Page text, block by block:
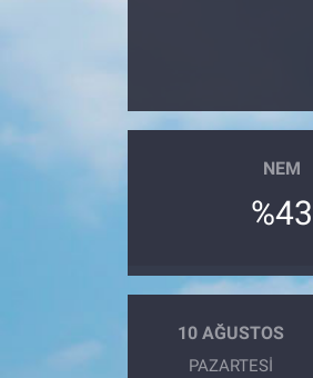
NEM
%43
10 AĞUSTOS
PAZARTESI